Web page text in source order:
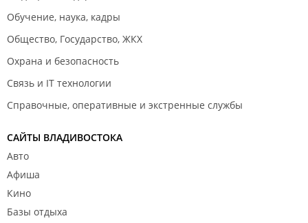
Обучение, наука, кадры
Общество, Государство, ЖКХ
Охрана и безопасность
Связь и IT технологии
Справочные, оперативные и экстренные службы
САЙТЫ ВЛАДИВОСТОКА
Авто
Афиша
Кино
Базы отдыха